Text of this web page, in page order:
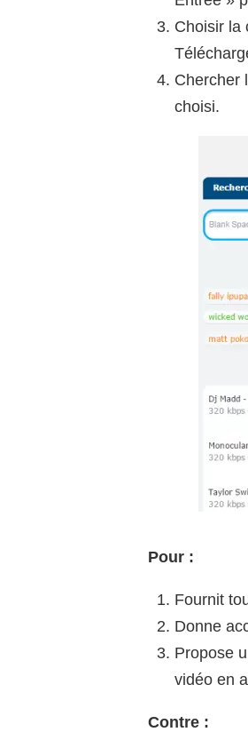
Choisir la
Chercher
choisi.
Pour :
Fournit
Donne
Propose
vidéo en
Contre :